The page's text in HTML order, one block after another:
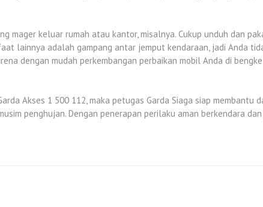
keluar rumah atau kantor, misalnya. Cukup unduh dan
lainnya adalah gampang antar jemput kendaraan, jadi Anda
dengan mudah perkembangan perbaikan mobil Anda di
Akses 1 500 112, maka petugas Garda Siaga siap membantu
penghujan. Dengan penerapan perilaku aman berkendara